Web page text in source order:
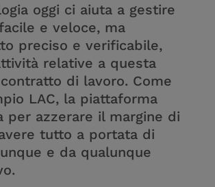
oggi ci aiuta a gestire
e veloce, ma
preciso e verificabile,
relative a questa
di lavoro. Come
LAC, la piattaforma
per azzerare il margine di
tutto a portata di
e da qualunque